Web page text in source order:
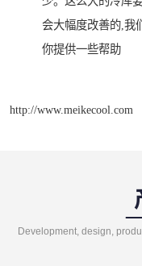
会大幅度改善的,我
你提供一些帮助
http://www.meikecool.com